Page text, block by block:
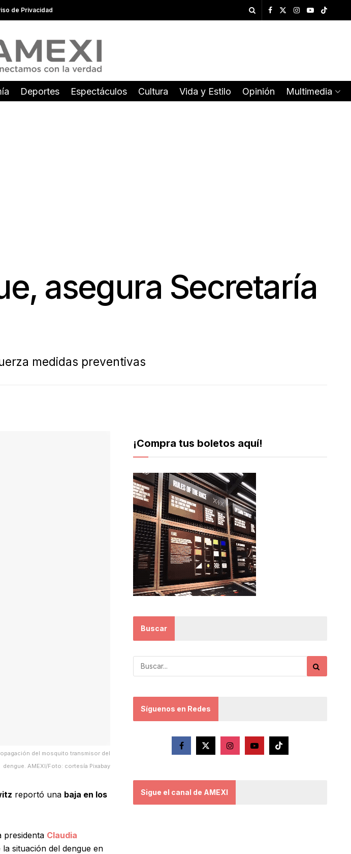
de Privacidad
Deportes Espectáculos Cultura Vida y Estilo Opinión Multimedia
asegura Secretaría
medidas preventivas
del mosquito transmisor del
dengue. AMEXI/Foto: cortesía Pixabay
reportó una baja en los
presidenta Claudia
situación del dengue en
¡Compra tus boletos aquí!
Buscar
Síguenos en Redes
Sigue el canal de AMEXI